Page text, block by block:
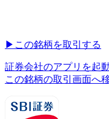
▶︎ この銘柄を取引する
証券会社のアプリを起
この銘柄の取引画面へ